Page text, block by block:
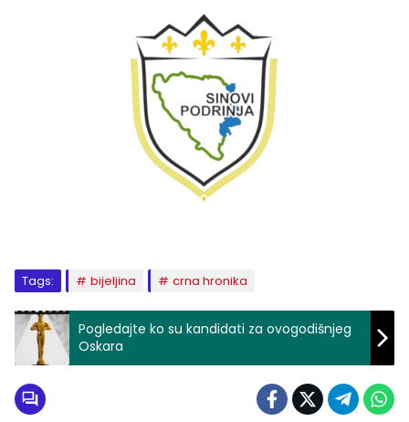
Tags: bijeljina crna hronika
Pogledajte ko su kandidati za ovogodišnjeg
Oskara